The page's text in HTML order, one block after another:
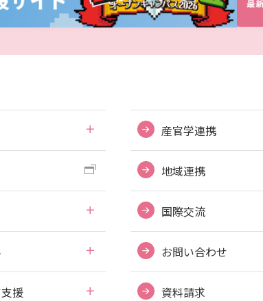
援
産官学連携
地域連携
国際交流
お問い合わせ
資料請求